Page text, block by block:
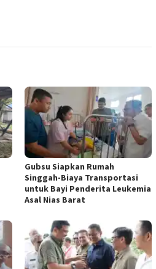
Gubsu Siapkan Rumah
Singgah-Biaya Transportasi
untuk Bayi Penderita Leukemia
Asal Nias Barat